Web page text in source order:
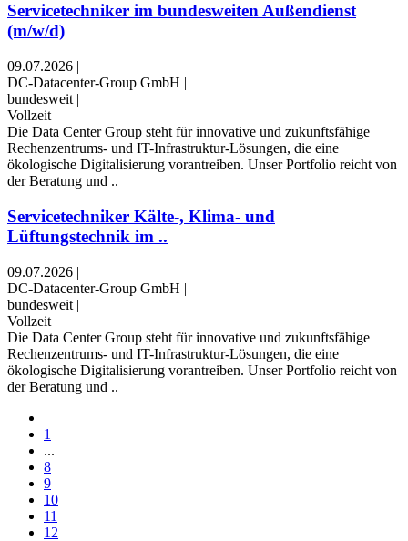
Servicetechniker im bundesweiten Außendienst
(m/w/d)
09.07.2026 |
DC-Datacenter-Group GmbH |
bundesweit |
Vollzeit
Die Data Center Group steht für innovative und zukunftsfähige
Rechenzentrums- und IT-Infrastruktur-Lösungen, die eine
ökologische Digitalisierung vorantreiben. Unser Portfolio reicht von
der Beratung und ..
Servicetechniker Kälte-, Klima- und
Lüftungstechnik im ..
09.07.2026 |
DC-Datacenter-Group GmbH |
bundesweit |
Vollzeit
Die Data Center Group steht für innovative und zukunftsfähige
Rechenzentrums- und IT-Infrastruktur-Lösungen, die eine
ökologische Digitalisierung vorantreiben. Unser Portfolio reicht von
der Beratung und ..
1
...
8
9
10
11
12